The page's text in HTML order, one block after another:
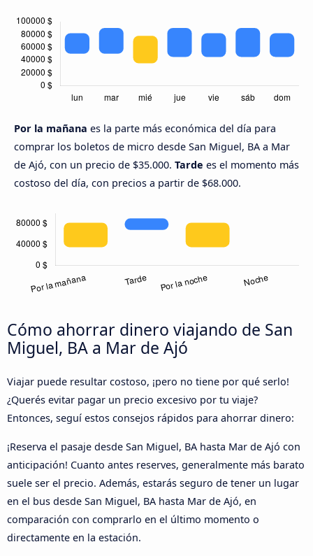
Por la mañana es la parte más económica del día para
comprar los boletos de micro desde San Miguel, BA a Mar
de Ajó, con un precio de $35.000. Tarde es el momento más
costoso del día, con precios a partir de $68.000.
Cómo ahorrar dinero viajando de San
Miguel, BA a Mar de Ajó
Viajar puede resultar costoso, ¡pero no tiene por qué serlo!
¿Querés evitar pagar un precio excesivo por tu viaje?
Entonces, seguí estos consejos rápidos para ahorrar dinero:
¡Reserva el pasaje desde San Miguel, BA hasta Mar de Ajó con
anticipación! Cuanto antes reserves, generalmente más barato
suele ser el precio. Además, estarás seguro de tener un lugar
en el bus desde San Miguel, BA hasta Mar de Ajó, en
comparación con comprarlo en el último momento o
directamente en la estación.